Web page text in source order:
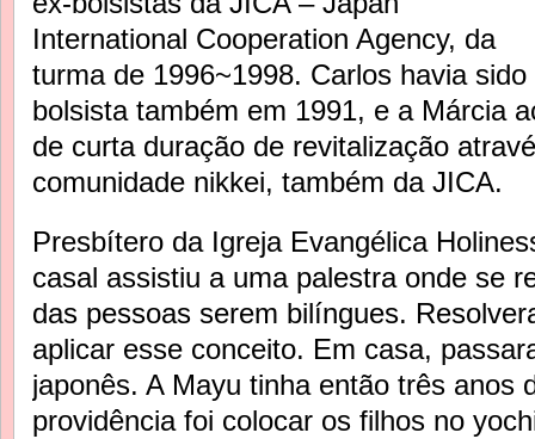
International Cooperation Agency, da
turma de 1996~1998. Carlos havia sido
bolsista também em 1991, e a Márcia
de curta duração de revitalização
comunidade nikkei, também da JICA.
Presbítero da Igreja Evangélica
casal assistiu a uma palestra onde se
das pessoas serem bilíngues.
aplicar esse conceito. Em casa,
japonês. A Mayu tinha então três anos
providência foi colocar os filhos no